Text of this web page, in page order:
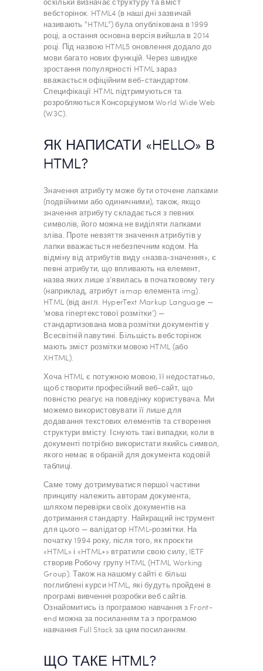
вебсторінок. HTML4 (в наші дні зазвичай
називають “HTML”) була опублікована в 1999
році, а остання основна версія вийшла в 2014
році. Під назвою HTML5 оновлення додало до
мови багато нових функцій. Через швидке
зростання популярності HTML зараз
вважається офіційним веб-стандартом.
Специфікації HTML підтримуються та
розробляються Консорціумом World Wide Web
(W3C).
ЯК НАПИСАТИ «HELLO» В
HTML?
Значення атрибуту може бути оточене лапками
(подвійними або одиничними), також, якщо
значення атрибуту складається з певних
символів, його можна не виділяти лапками
зліва. Проте невзяття значення атрибутів у
лапки вважається небезпечним кодом. На
відміну від атрибутів виду «назва-значення», є
певні атрибути, що впливають на елемент,
назва яких лише з’явилась в початковому тегу
(наприклад, атрибут ismap елемента img).
HTML (від англ. HyperText Markup Language —
‘мова гіпертекстової розмітки’) —
стандартизована мова розмітки документів у
Всесвітній павутині. Більшість вебсторінок
мають зміст розмітки мовою HTML (або
XHTML).
Хоча HTML є потужною мовою, її недостатньо,
щоб створити професійний веб-сайт, що
повністю реагує на поведінку користувача. Ми
можемо використовувати її лише для
додавання текстових елементів та створення
структури вмісту. Існують такі випадки, коли в
документі потрібно використати якийсь символ,
якого немає в обраній для документа кодовій
таблиці.
Саме тому дотримуватися першої частини
принципу належить авторам документа,
шляхом перевірки своїх документів на
дотримання стандарту. Найкращий інструмент
для цього — валідатор HTML-розмітки. На
початку 1994 року, після того, як проєкти
«HTML» і «HTML+» втратили свою силу, IETF
створив Робочу групу HTML (HTML Working
Group). Також на нашому сайті є більш
поглиблені курси HTML, які будуть пройдені в
програмі вивчення розробки веб сайтів.
Ознайомитись із програмою навчання з Front-
end можна за посиланням та з програмою
навчання Full Stack за цим посиланням.
ЩО ТАКЕ HTML?